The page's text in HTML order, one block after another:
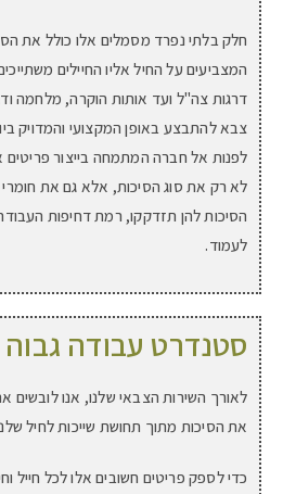
חלק בלתי נפרד מסמלים אלו כולל את
המצביעים על החיל אליו החיילים
דרגות צה"ל ועד אותות הוקרה, מלחמה
צבא להתבצע באופן המקצועי והמדויק
לפנות אל חברה המתמחה בייצור פריטים
לא רק את סוג הסיכות, אלא גם את חומרי
הסיכות להן תזדקקו, רמת דחיפות
לעמוד.
סטנדרט עבודה גבוה
לאורך השירות הצבאי שלנו, אנו לובשים
את הסיכות מתוך תחושת שייכות לחיל
כדי לספק פריטים חשובים אלו לכל חייל